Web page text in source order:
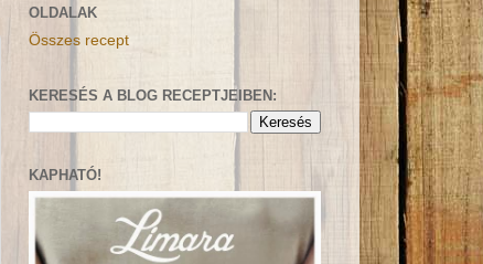
OLDALAK
Összes recept
KERESÉS A BLOG RECEPTJEIBEN:
KAPHATÓ!